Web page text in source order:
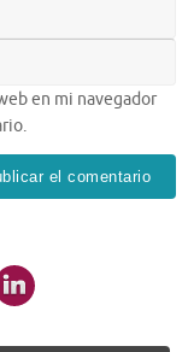
en mi navegador